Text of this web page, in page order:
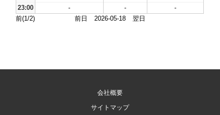
23:00
- -
-
前(1/2)
前日 2026-05-18 翌日
会社概要
サイトマップ